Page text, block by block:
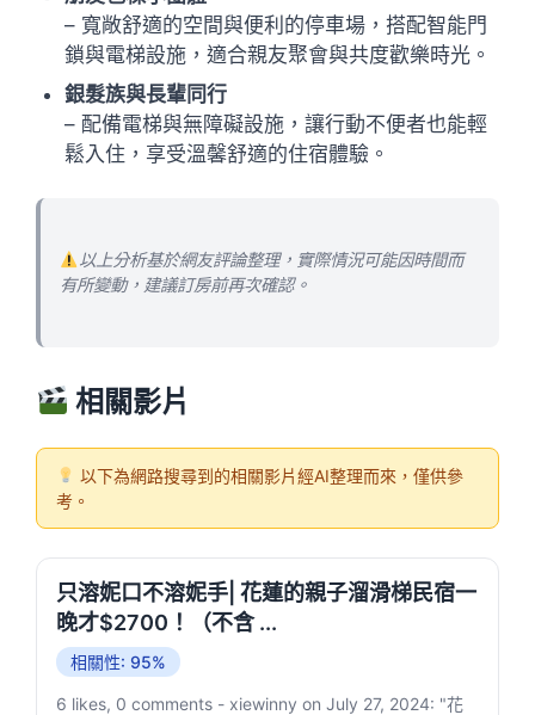
– 寬敞舒適的空間與便利的停車場，搭配智能門
鎖與電梯設施，適合親友聚會與共度歡樂時光。
銀髮族與長輩同行
– 配備電梯與無障礙設施，讓行動不便者也能輕
鬆入住，享受溫馨舒適的住宿體驗。
以上分析基於網友評論整理，實際情況可能因時間而
有所變動，建議訂房前再次確認。
相關影片
以下為網路搜尋到的相關影片經AI整理而來，僅供參
考。
只溶妮口不溶妮手| 花蓮的親子溜滑梯民宿一
晚才$2700！（不含 ...
相關性: 95%
6 likes, 0 comments - xiewinny on July 27, 2024: "花